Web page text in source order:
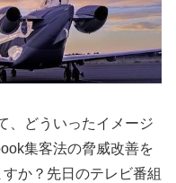
、どういったイメージ
集客法の脅威改善を
か？先日のテレビ番組